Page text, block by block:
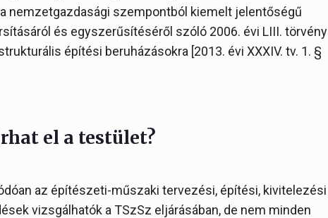
nemzetgazdasági szempontból kiemelt jelentőségű
és egyszerűsítéséről szóló 2006. évi LIII. törvény
építési beruházásokra [2013. évi XXXIV. tv. 1. §
el a testület?
az építészeti-műszaki tervezési, építési, kivitelezési
vizsgálhatók a TSzSz eljárásában, de nem minden